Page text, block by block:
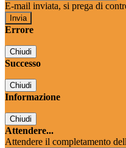
E-mail inviata, si prega di
Errore
Chiudi
Successo
Chiudi
Informazione
Chiudi
Attendere...
Attendere il completamento